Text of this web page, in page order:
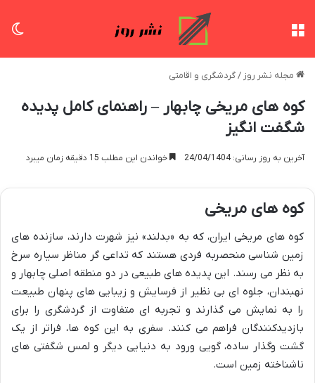
مجله نشر روز /گردشگری و اقامتی
کوه های مریخی چابهار – راهنمای کامل پدیده
شگفت انگیز
آخرین به روز رسانی: 24/04/1404 خواندن این مطلب 15 دقیقه زمان میبرد
کوه های مریخی
کوه های مریخی ایران، که به «بدلند» نیز شهرت دارند، سازنده های
زمین شناسی منحصربه فردی هستند که تداعی گر مناظر سیاره سرخ
به نظر می رسند. این پدیده های طبیعی در دو منطقه اصلی چابهار و
نهبندان، جلوه ای بی نظیر از فرسایش و زیبایی های پنهان طبیعت
را به نمایش می گذارند و تجربه ای متفاوت از گردشگری را برای
بازدیدکنندگان فراهم می کنند. سفری به این کوه ها، فراتر از یک
گشت وگذار ساده، گویی ورود به دنیایی دیگر و لمس شگفتی های
ناشناخته زمین است.